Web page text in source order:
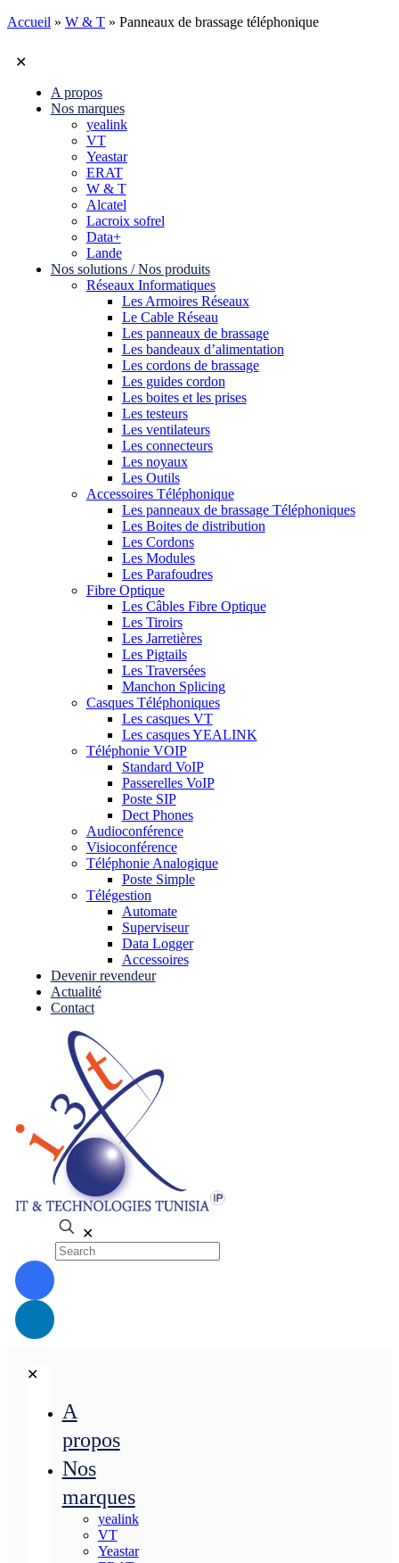
Accueil » W & T » Panneaux de brassage téléphonique
✕
A propos
Nos marques
yealink
VT
Yeastar
ERAT
W & T
Alcatel
Lacroix sofrel
Data+
Lande
Nos solutions / Nos produits
Réseaux Informatiques
Les Armoires Réseaux
Le Cable Réseau
Les panneaux de brassage
Les bandeaux d’alimentation
Les cordons de brassage
Les guides cordon
Les boites et les prises
Les testeurs
Les ventilateurs
Les connecteurs
Les noyaux
Les Outils
Accessoires Téléphonique
Les panneaux de brassage Téléphoniques
Les Boites de distribution
Les Cordons
Les Modules
Les Parafoudres
Fibre Optique
Les Câbles Fibre Optique
Les Tiroirs
Les Jarretières
Les Pigtails
Les Traversées
Manchon Splicing
Casques Téléphoniques
Les casques VT
Les casques YEALINK
Téléphonie VOIP
Standard VoIP
Passerelles VoIP
Poste SIP
Dect Phones
Audioconférence
Visioconférence
Téléphonie Analogique
Poste Simple
Télégestion
Automate
Superviseur
Data Logger
Accessoires
Devenir revendeur
Actualité
Contact
✕
✕
A
propos
Nos
marques
yealink
VT
Yeastar